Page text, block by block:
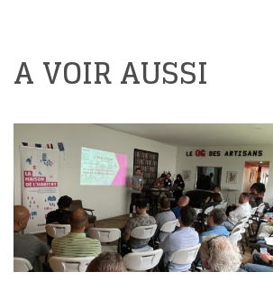
A VOIR AUSSI